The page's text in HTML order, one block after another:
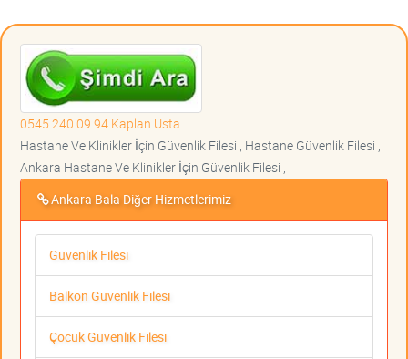
0545 240 09 94 Kaplan Usta
Hastane Ve Klinikler İçin Güvenlik Filesi , Hastane Güvenlik Filesi ,
Ankara Hastane Ve Klinikler İçin Güvenlik Filesi ,
Ankara Bala Diğer Hizmetlerimiz
Güvenlik Filesi
Balkon Güvenlik Filesi
Çocuk Güvenlik Filesi